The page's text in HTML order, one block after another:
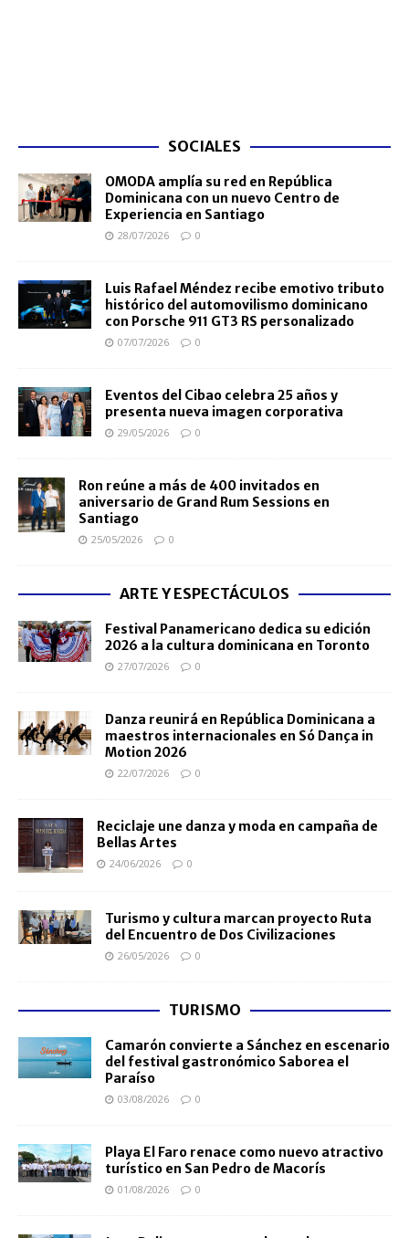
SOCIALES
OMODA amplía su red en República
Dominicana con un nuevo Centro de
Experiencia en Santiago
28/07/2026 0
Luis Rafael Méndez recibe emotivo tributo
histórico del automovilismo dominicano
con Porsche 911 GT3 RS personalizado
07/07/2026 0
Eventos del Cibao celebra 25 años y
presenta nueva imagen corporativa
29/05/2026 0
Ron reúne a más de 400 invitados en
aniversario de Grand Rum Sessions en
Santiago
25/05/2026 0
ARTE Y ESPECTÁCULOS
Festival Panamericano dedica su edición
2026 a la cultura dominicana en Toronto
27/07/2026 0
Danza reunirá en República Dominicana a
maestros internacionales en Só Dança in
Motion 2026
22/07/2026 0
Reciclaje une danza y moda en campaña de
Bellas Artes
24/06/2026 0
Turismo y cultura marcan proyecto Ruta
del Encuentro de Dos Civilizaciones
26/05/2026 0
TURISMO
Camarón convierte a Sánchez en escenario
del festival gastronómico Saborea el
Paraíso
03/08/2026 0
Playa El Faro renace como nuevo atractivo
turístico en San Pedro de Macorís
01/08/2026 0